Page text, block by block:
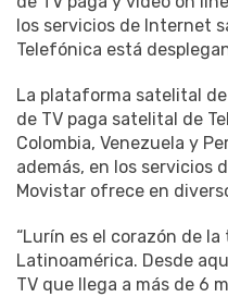
los servicios de Internet
Telefónica está
La plataforma satelital
de TV paga satelital de
Colombia, Venezuela y
además, en los servicios
Movistar ofrece en
“Lurín es el corazón de
Latinoamérica. Desde
TV que llega a más de 6